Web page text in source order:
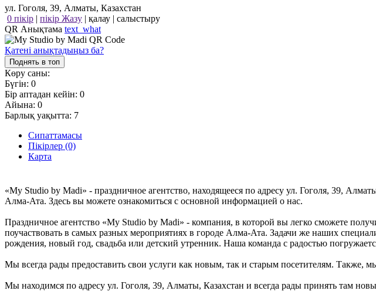
ул. Гоголя, 39, Алматы, Казахстан
0 пікір | пікір Жазу | қалау | салыстыру
QR Анықтама text_what
Қатені анықтадыңыз ба?
Поднять в топ
Көру саны:
Бүгін: 0
Бір аптадан кейін: 0
Айына: 0
Барлық уақытта: 7
Сипаттамасы
Пікірлер (0)
Карта
«My Studio by Madi» - праздничное агентство, находящееся по адресу ул. Гоголя, 39,
Алма-Ата. Здесь вы можете ознакомиться с основной информацией о нас.
Праздничное агентство «My Studio by Madi» - компания, в которой вы легко сможете
поучаствовать в самых разных мероприятиях в городе Алма-Ата. Задачи же наших
рождения, новый год, свадьба или детский утренник. Наша команда с радостью
Мы всегда рады предоставить свои услуги как новым, так и старым посетителям. Также,
Мы находимся по адресу ул. Гоголя, 39, Алматы, Казахстан и всегда рады принять там